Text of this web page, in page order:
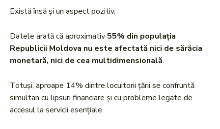
Există însă și un aspect pozitiv.
Datele arată că aproximativ55% din populația
Republicii Moldova nu este afectată nici de sărăcia
monetară, nici de cea multidimensională.
Totuși, aproape 14% dintre locuitorii țării se confruntă
simultan cu lipsuri financiare și cu probleme legate de
accesul la servicii esențiale.